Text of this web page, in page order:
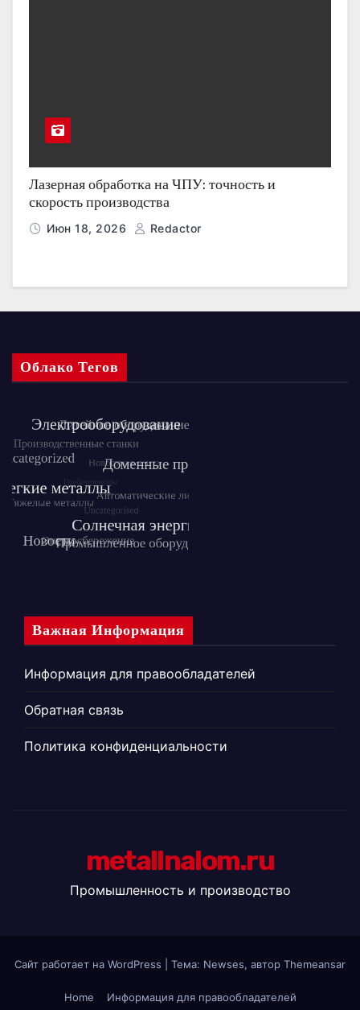
Лазерная обработка на ЧПУ: точность и
скорость производства
Июн 18, 2026 Redactor
Облако Тегов
Важная Информация
Информация для правообладателей
Обратная связь
Политика конфиденциальности
metallnalom.ru
Промышленность и производство
Сайт работает на WordPress Тема: Newses, автор Themeansar
Home Информация для правообладателей